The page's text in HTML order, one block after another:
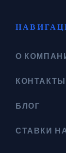
О
КОНТАКТЫ
БЛОГ
СТАВКИ